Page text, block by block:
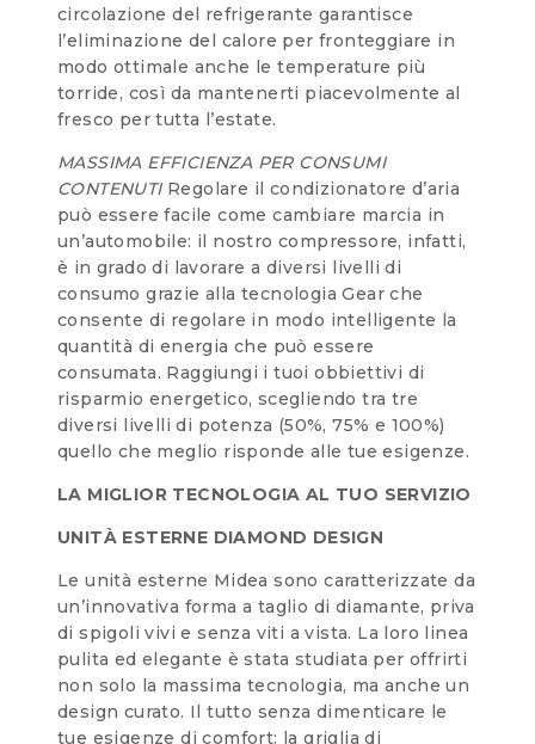
circolazione del refrigerante garantisce
l’eliminazione del calore per fronteggiare in
modo ottimale anche le temperature più
torride, così da mantenerti piacevolmente al
fresco per tutta l’estate.
MASSIMA EFFICIENZA PER CONSUMI
CONTENUTIRegolare il condizionatore d’aria
può essere facile come cambiare marcia in
un’automobile: il nostro compressore, infatti,
è in grado di lavorare a diversi livelli di
consumo grazie alla tecnologia Gear che
consente di regolare in modo intelligente la
quantità di energia che può essere
consumata. Raggiungi i tuoi obbiettivi di
risparmio energetico, scegliendo tra tre
diversi livelli di potenza (50%, 75% e 100%)
quello che meglio risponde alle tue esigenze.
LA MIGLIOR TECNOLOGIA AL TUO SERVIZIO
UNITÀ ESTERNE DIAMOND DESIGN
Le unità esterne Midea sono caratterizzate da
un’innovativa forma a taglio di diamante, priva
di spigoli vivi e senza viti a vista. La loro linea
pulita ed elegante è stata studiata per offrirti
non solo la massima tecnologia, ma anche un
design curato. Il tutto senza dimenticare le
tue esigenze di comfort: la griglia di